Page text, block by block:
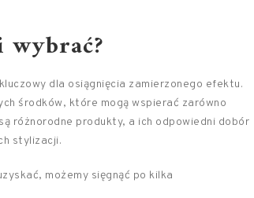
dla osiągnięcia zamierzonego efektu.
środków, które mogą wspierać zarówno
różnorodne produkty, a ich odpowiedni dobór
stylizacji.
możemy sięgnąć po kilka